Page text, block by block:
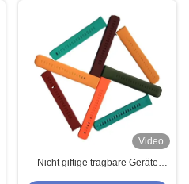
Video
Nicht giftige tragbare Geräte